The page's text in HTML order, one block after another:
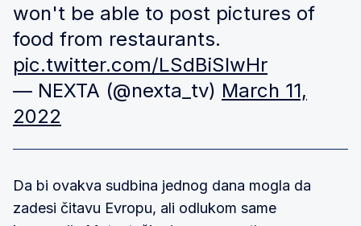
won't be able to post pictures of
food from restaurants.
pic.twitter.com/LSdBiSlwHr
— NEXTA (@nexta_tv) March 11,
2022
Da bi ovakva sudbina jednog dana mogla da
zadesi čitavu Evropu, ali odlukom same